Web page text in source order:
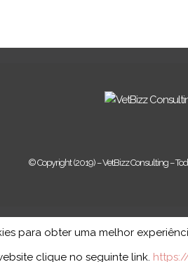
© Copyright (2019) – VetBizz Consulting –
para obter uma melhor
clique no seguinte link.